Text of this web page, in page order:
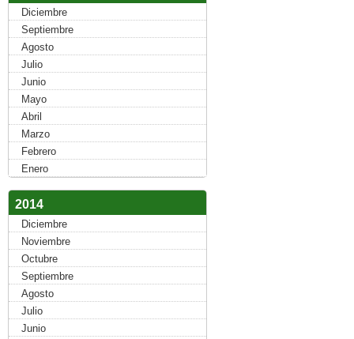
Diciembre
Septiembre
Agosto
Julio
Junio
Mayo
Abril
Marzo
Febrero
Enero
2014
Diciembre
Noviembre
Octubre
Septiembre
Agosto
Julio
Junio